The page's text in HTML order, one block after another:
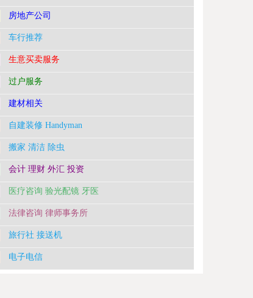
房地产公司
车行推荐
生意买卖服务
过户服务
建材相关
自建装修 Handyman
搬家 清洁 除虫
会计 理财 外汇 投资
医疗咨询 验光配镜 牙医
法律咨询 律师事务所
旅行社 接送机
电子电信